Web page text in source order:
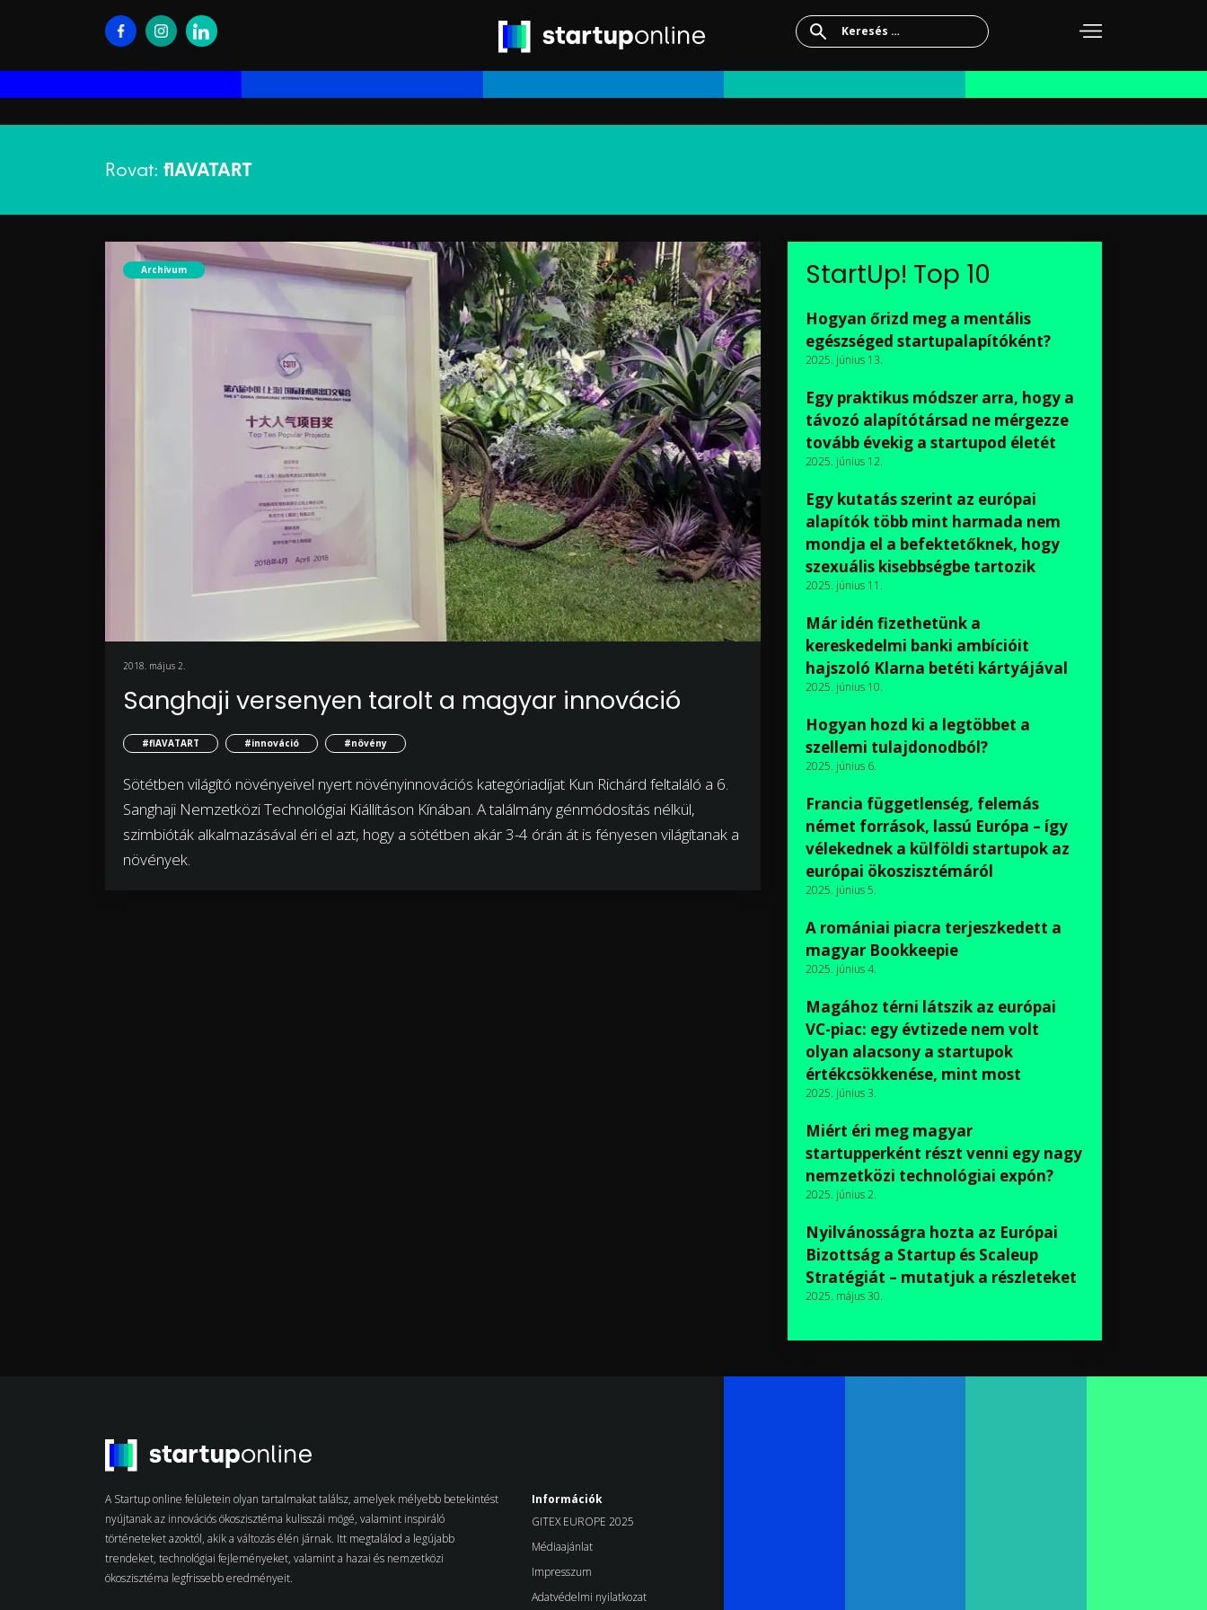
Keresés:
Rovat: flAVATART
Archívum
2018. május 2.
Sanghaji versenyen tarolt a magyar innováció
#flAVATART #innováció #növény
Sötétben világító növényeivel nyert növényinnovációs kategóriadíjat Kun Richárd feltaláló a 6.
Sanghaji Nemzetközi Technológiai Kiállításon Kínában. A találmány génmódosítás nélkül,
szimbióták alkalmazásával éri el azt, hogy a sötétben akár 3-4 órán át is fényesen világítanak a
növények.
StartUp! Top 10
Hogyan őrizd meg a mentális
egészséged startupalapítóként?
2025. június 13.
Egy praktikus módszer arra, hogy a
távozó alapítótársad ne mérgezze
tovább évekig a startupod életét
2025. június 12.
Egy kutatás szerint az európai
alapítók több mint harmada nem
mondja el a befektetőknek, hogy
szexuális kisebbségbe tartozik
2025. június 11.
Már idén fizethetünk a
kereskedelmi banki ambícióit
hajszoló Klarna betéti kártyájával
2025. június 10.
Hogyan hozd ki a legtöbbet a
szellemi tulajdonodból?
2025. június 6.
Francia függetlenség, felemás
német források, lassú Európa – így
vélekednek a külföldi startupok az
európai ökoszisztémáról
2025. június 5.
A romániai piacra terjeszkedett a
magyar Bookkeepie
2025. június 4.
Magához térni látszik az európai
VC-piac: egy évtizede nem volt
olyan alacsony a startupok
értékcsökkenése, mint most
2025. június 3.
Miért éri meg magyar
startupperként részt venni egy nagy
nemzetközi technológiai expón?
2025. június 2.
Nyilvánosságra hozta az Európai
Bizottság a Startup és Scaleup
Stratégiát – mutatjuk a részleteket
2025. május 30.
A Startup online felületein olyan tartalmakat találsz, amelyek mélyebb betekintést
nyújtanak az innovációs ökoszisztéma kulisszái mögé, valamint inspiráló
történeteket azoktól, akik a változás élén járnak. Itt megtalálod a legújabb
trendeket, technológiai fejleményeket, valamint a hazai és nemzetközi
ökoszisztéma legfrissebb eredményeit.
Információk
GITEX EUROPE 2025
Médiaajánlat
Impresszum
Adatvédelmi nyilatkozat